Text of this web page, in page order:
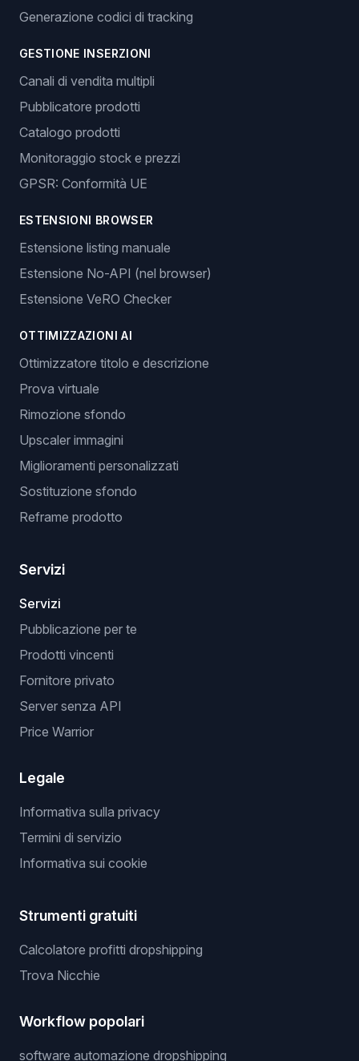
Generazione codici di tracking
GESTIONE INSERZIONI
Canali di vendita multipli
Pubblicatore prodotti
Catalogo prodotti
Monitoraggio stock e prezzi
GPSR: Conformità UE
ESTENSIONI BROWSER
Estensione listing manuale
Estensione No-API (nel browser)
Estensione VeRO Checker
OTTIMIZZAZIONI AI
Ottimizzatore titolo e descrizione
Prova virtuale
Rimozione sfondo
Upscaler immagini
Miglioramenti personalizzati
Sostituzione sfondo
Reframe prodotto
Servizi
Servizi
Pubblicazione per te
Prodotti vincenti
Fornitore privato
Server senza API
Price Warrior
Legale
Informativa sulla privacy
Termini di servizio
Informativa sui cookie
Strumenti gratuiti
Calcolatore profitti dropshipping
Trova Nicchie
Workflow popolari
software automazione dropshipping